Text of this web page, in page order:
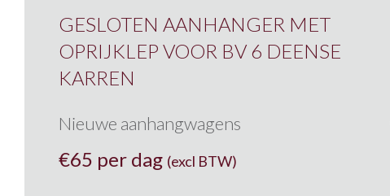
GESLOTEN AANHANGER MET
OPRIJKLEP VOOR BV 6 DEENSE
KARREN
Nieuwe aanhangwagens
€65 per dag (excl BTW)